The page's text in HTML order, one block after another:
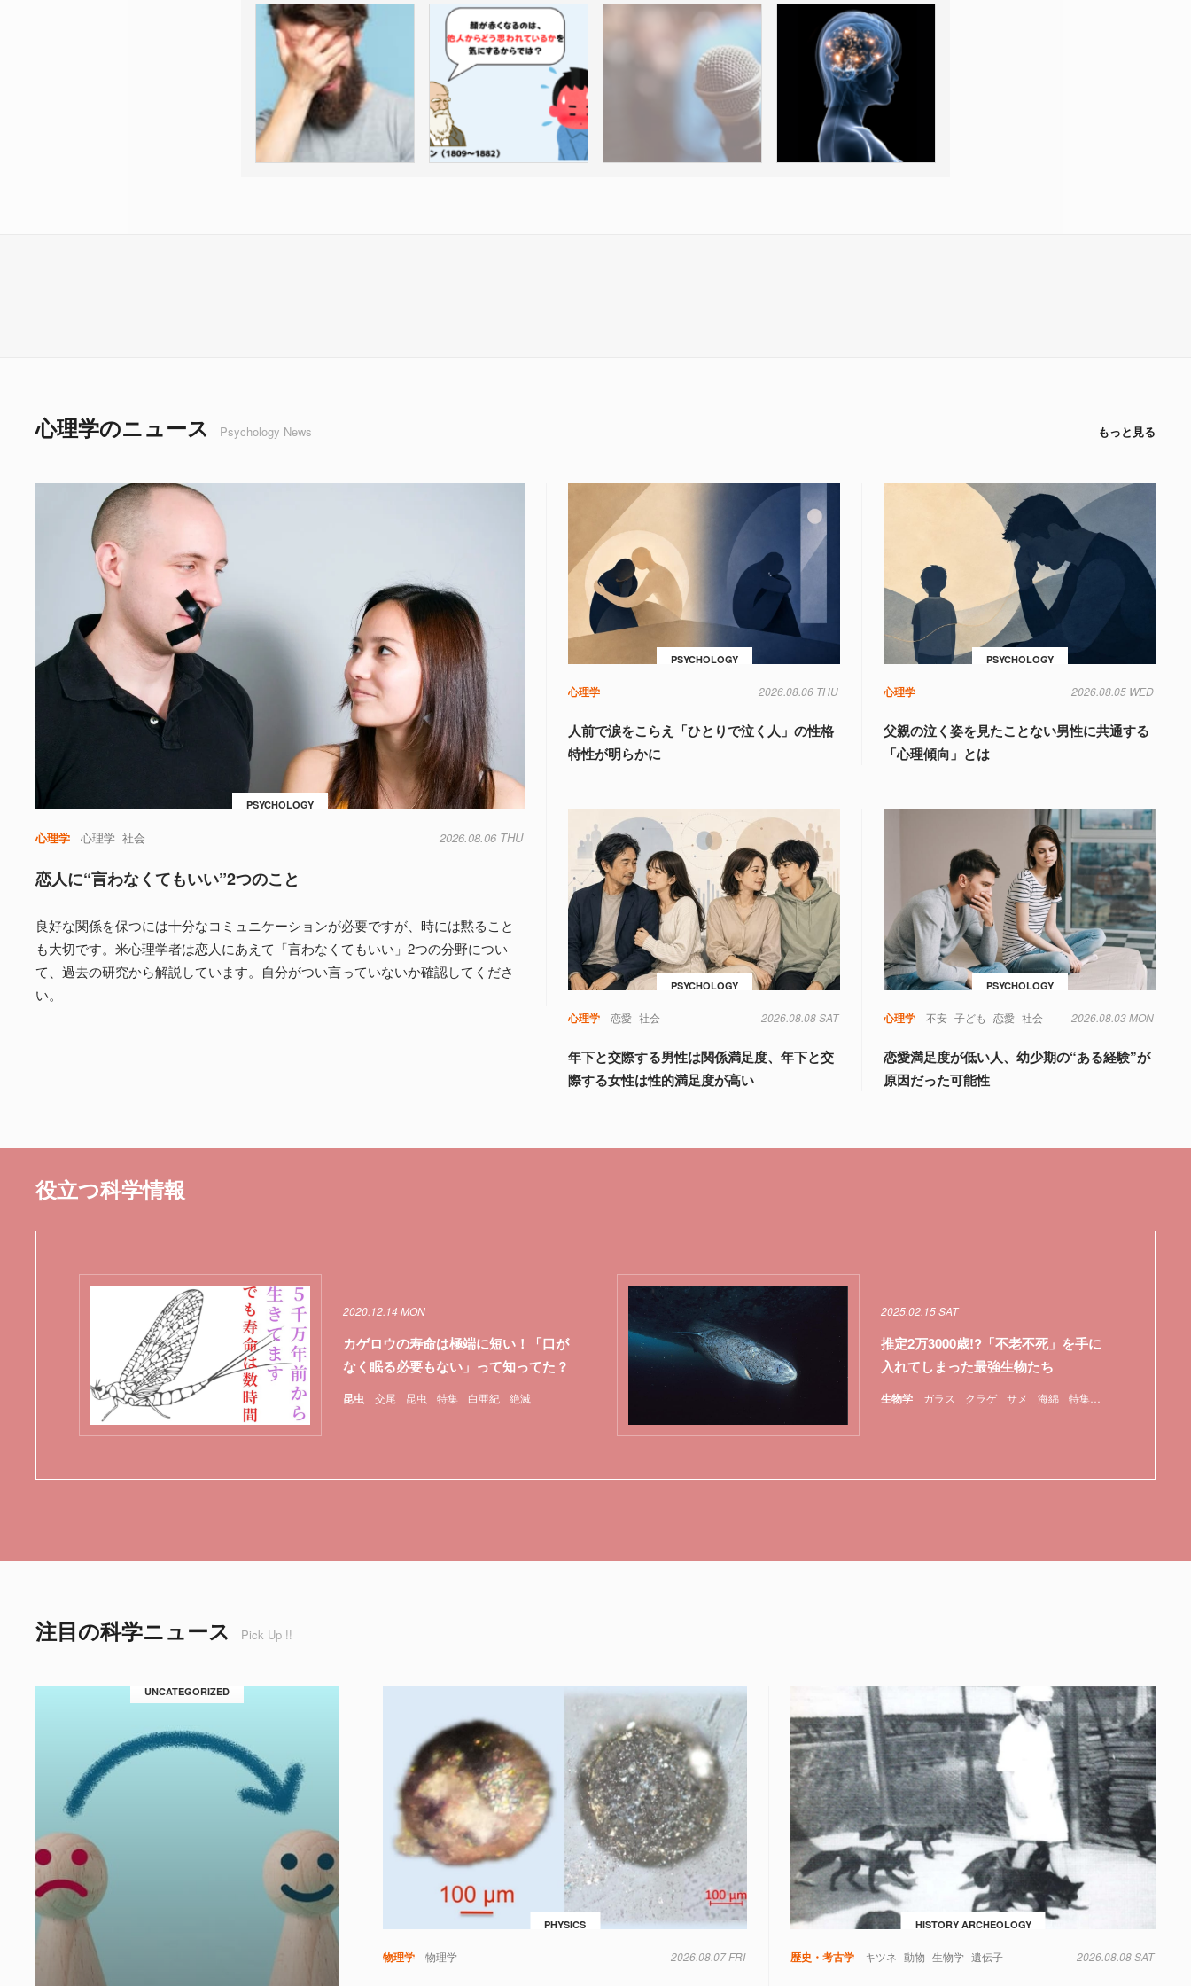
心理学のニュース Psychology News もっと見る
PSYCHOLOGY
心理学 心理学 社会 2026.08.06 THU
恋人に“言わなくてもいい”2つのこと
良好な関係を保つには十分なコミュニケーションが必要ですが、時には黙ること
も大切です。米心理学者は恋人にあえて「言わなくてもいい」2つの分野につい
て、過去の研究から解説しています。自分がつい言っていないか確認してくださ
い。
PSYCHOLOGY
心理学 2026.08.06 THU
人前で涙をこらえ「ひとりで泣く人」の性格
特性が明らかに
PSYCHOLOGY
心理学 2026.08.05 WED
父親の泣く姿を見たことない男性に共通する
「心理傾向」とは
PSYCHOLOGY
心理学 恋愛 社会 2026.08.08 SAT
年下と交際する男性は関係満足度、年下と交
際する女性は性的満足度が高い
PSYCHOLOGY
心理学 不安 子ども 恋愛 社会 2026.08.03 MON
恋愛満足度が低い人、幼少期の“ある経験”が
原因だった可能性
役立つ科学情報
昆虫 交尾 昆虫 特集 白亜紀 絶滅
2020.12.14 MON
カゲロウの寿命は極端に短い！「口が
なく眠る必要もない」って知ってた？
生物学 ガラス クラゲ サメ 海綿 特集
2025.02.15 SAT
推定2万3000歳!?「不老不死」を手に
入れてしまった最強生物たち
注目の科学ニュース Pick Up !!
UNCATEGORIZED
PHYSICS
物理学 物理学 2026.08.07 FRI
HISTORY ARCHEOLOGY
歴史・考古学 キツネ 動物 生物学 遺伝子 2026.08.08 SAT